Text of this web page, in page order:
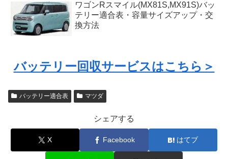
ワゴンRスマイル(MX81S,MX91S)バッ
テリー適合表・容量サイズアップ・交
換方法
バッテリー回収サービスはこちら＞
バッテリー適合表 マツダ
シェアする
X Facebook はてブ